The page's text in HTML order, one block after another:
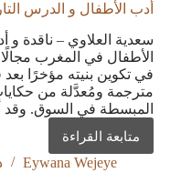
أدب الأطفال و الدرس
سعدية العلاوي – ناقدة و
الأطفال في المغرب
في تكوين بنيته مؤخرًا
مترجمة ومُعدَّلة من
المبسطة في السوق. وقد
متابعة القراءة
أدب
الأطفال
Eywana Wejeye